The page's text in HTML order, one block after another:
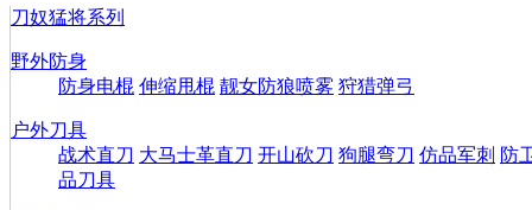
刀奴猛将系列
野外防身
防身电棍 伸缩甩棍 靓女防狼喷雾 狩猎弹弓
户外刀具
战术直刀 大马士革直刀 开山砍刀 狗腿弯刀 仿品军刺 防
品刀具